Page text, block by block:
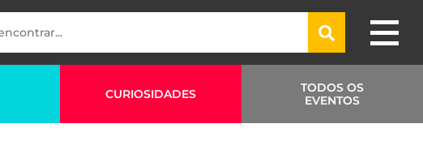
CURIOSIDADES
TODOS OS
EVENTOS